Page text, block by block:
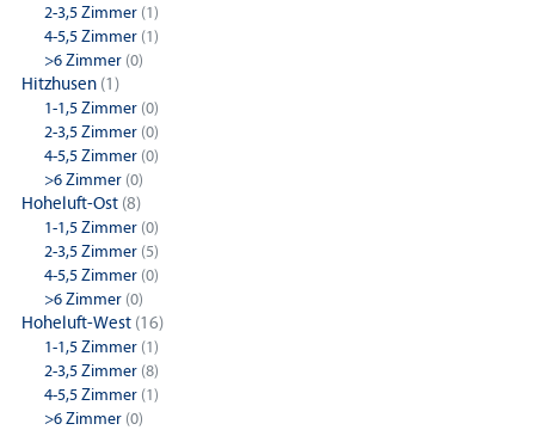
2-3,5 Zimmer (1)
4-5,5 Zimmer (1)
>6 Zimmer (0)
Hitzhusen (1)
1-1,5 Zimmer (0)
2-3,5 Zimmer (0)
4-5,5 Zimmer (0)
>6 Zimmer (0)
Hoheluft-Ost (8)
1-1,5 Zimmer (0)
2-3,5 Zimmer (5)
4-5,5 Zimmer (0)
>6 Zimmer (0)
Hoheluft-West (16)
1-1,5 Zimmer (1)
2-3,5 Zimmer (8)
4-5,5 Zimmer (1)
>6 Zimmer (0)